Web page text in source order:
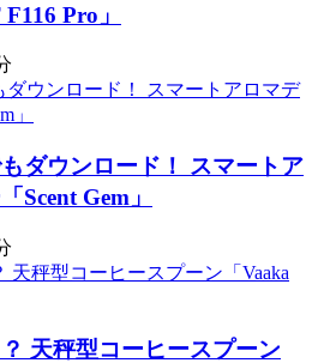
Pro」
ダウンロード！ スマートア
Scent Gem」
天秤型コーヒースプーン